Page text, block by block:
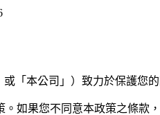
或「本公司」）致力於保護您
如果您不同意本政策之條款